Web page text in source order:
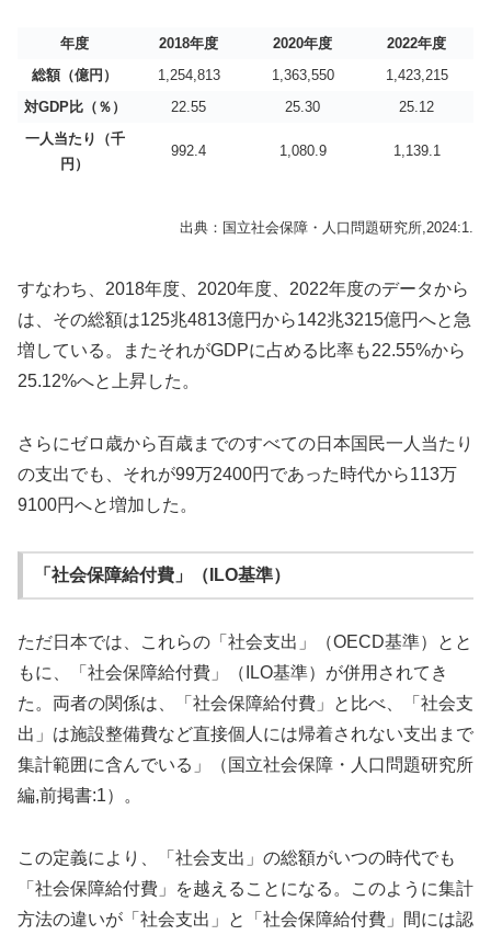
年度 2018年度 2020年度
2022年度
総額（億円）
1,254,813 1,363,550
1,423,215
対GDP比（％）
22.55 25.30
25.12
一人当たり（千
円）
992.4 1,080.9 1,139.1
出典：国立社会保障・人口問題研究所,2024:1.
すなわち、2018年度、2020年度、2022年度のデータから
は、その総額は125兆4813億円から142兆3215億円へと急
増している。またそれがGDPに占める比率も22.55%から
25.12%へと上昇した。
さらにゼロ歳から百歳までのすべての日本国民一人当たり
の支出でも、それが99万2400円であった時代から113万
9100円へと増加した。
「社会保障給付費」（ILO基準）
ただ日本では、これらの「社会支出」（OECD基準）とと
もに、「社会保障給付費」（ILO基準）が併用されてき
た。両者の関係は、「社会保障給付費」と比べ、「社会支
出」は施設整備費など直接個人には帰着されない支出まで
集計範囲に含んでいる」（国立社会保障・人口問題研究所
編,前掲書:1）。
この定義により、「社会支出」の総額がいつの時代でも
「社会保障給付費」を越えることになる。このように集計
方法の違いが「社会支出」と「社会保障給付費」間には認